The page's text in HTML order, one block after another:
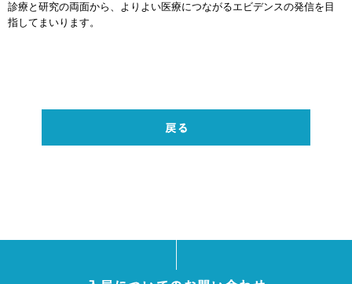
診療と研究の両面から、よりよい医療につながるエビデンスの発信を目
指してまいります。